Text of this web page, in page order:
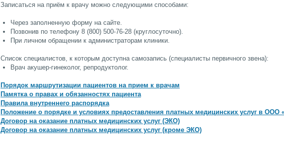
Записаться на приём к врачу можно следующими способами:
Через заполненную форму на сайте.
Позвонив по телефону 8 (800) 500-76-28 (круглосуточно).
При личном обращении к администраторам клиники.
Список специалистов, к которым доступна самозапись (специалисты первичного звена):
Врач акушер-гинеколог, репродуктолог.
Порядок маршрутизации пациентов на прием к врачам
Памятка о правах и обязанностях пациента
Правила внутреннего распорядка
Положение о порядке и условиях предоставления платных медицинских услуг в ООО
Договор на оказание платных медицинских услуг (ЭКО)
Договор на оказание платных медицинских услуг (кроме ЭКО)